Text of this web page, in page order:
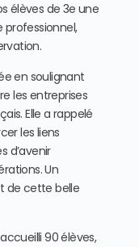
élèves de 3e une
en soulignant
les entreprises
Elle a rappelé
les liens
d’avenir
Un
de cette belle
90 élèves,